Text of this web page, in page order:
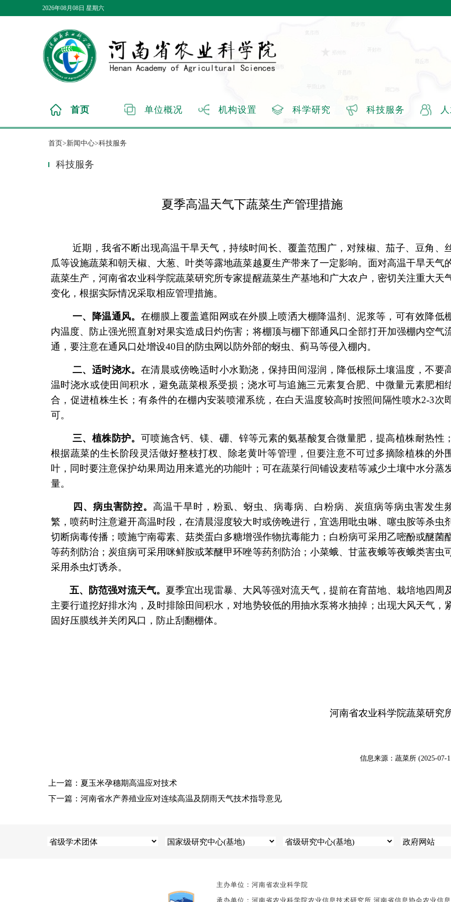
2026年08月08日 星期六
首页 单位概况 机构设置 科学研究 科技服务
首页>新闻中心>科技服务
科技服务
夏季高温天气下蔬菜生产管理措施
近期，我省不断出现高温干旱天气，持续时间长、覆盖范围广，对辣椒、茄子、豆角、
瓜等设施蔬菜和朝天椒、大葱、叶类等露地蔬菜越夏生产带来了一定影响。面对高温干旱天气
蔬菜生产，河南省农业科学院蔬菜研究所专家提醒蔬菜生产基地和广大农户，密切关注重大天
变化，根据实际情况采取相应管理措施。
一、降温通风。 在棚膜上覆盖遮阳网或在外膜上喷洒大棚降温剂、泥浆等，可有效降低
内温度、防止强光照直射对果实造成日灼伤害；将棚顶与棚下部通风口全部打开加强棚内空气
通，要注意在通风口处增设40目的防虫网以防外部的蚜虫、蓟马等侵入棚内。
二、适时浇水。 在清晨或傍晚适时小水勤浇，保持田间湿润，降低根际土壤温度，不要
温时浇水或使田间积水，避免蔬菜根系受损；浇水可与追施三元素复合肥、中微量元素肥相
合，促进植株生长；有条件的在棚内安装喷灌系统，在白天温度较高时按照间隔性喷水2-3次
可。
三、植株防护。 可喷施含钙、镁、硼、锌等元素的氨基酸复合微量肥，提高植株耐热性；
根据蔬菜的生长阶段灵活做好整枝打杈、除老黄叶等管理，但要注意不可过多摘除植株的外
叶，同时要注意保护幼果周边用来遮光的功能叶；可在蔬菜行间铺设麦秸等减少土壤中水分蒸
量。
四、病虫害防控。高温干旱时，粉虱、蚜虫、病毒病、白粉病、炭疽病等病虫害发生
繁，喷药时注意避开高温时段，在清晨湿度较大时或傍晚进行，宜选用吡虫啉、噻虫胺等杀虫
切断病毒传播；喷施宁南霉素、菇类蛋白多糖增强作物抗毒能力；白粉病可采用乙嘧酚或醚菌
等药剂防治；炭疽病可采用咪鲜胺或苯醚甲环唑等药剂防治；小菜蛾、甘蓝夜蛾等夜蛾类害虫
采用杀虫灯诱杀。
五、防范强对流天气。 夏季宜出现雷暴、大风等强对流天气，提前在育苗地、栽培地四周
主要行道挖好排水沟，及时排除田间积水，对地势较低的用抽水泵将水抽掉；出现大风天气，
固好压膜线并关闭风口，防止刮翻棚体。
河南省农业科学院蔬菜研究
信息来源：蔬菜所 (2025-07-
上一篇：夏玉米孕穗期高温应对技术
下一篇：河南省水产养殖业应对连续高温及阴雨天气技术指导意见
主办单位：河南省农业科学院
承办单位：河南省农业科学院农业信息技术研究所 河南省信息协会农业信